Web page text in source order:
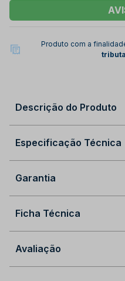
Produto com a
Descrição do Produto
Especificação Técnica
Garantia
Ficha Técnica
Avaliação